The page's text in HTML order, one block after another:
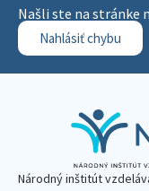
Našli ste na stránke
Nahlásiť chybu
Národný inštitút